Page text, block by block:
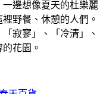
邊想像夏天的杜樂麗
野餐、休憩的人們。
寂寥」、「冷清」、
花園。